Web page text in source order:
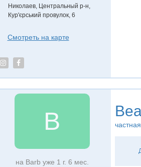
Николаев, Центральный р-н,
Кур'єрський провулок, 6
Смотреть на карте
B
на Barb уже 1 г. 6 мес.